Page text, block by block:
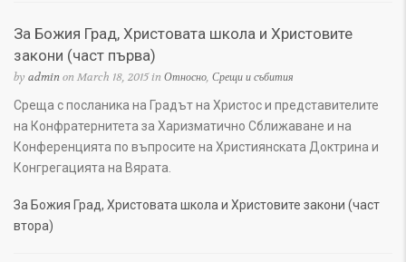
За Божия Град, Христовата школа и Христовите
закони (част първа)
by adminon March 18, 2015 in Относно, Срещи и събития
Среща с посланика на Градът на Христос и представителите
на Конфратернитета за Харизматично Сближаване и на
Конференцията по въпросите на Християнската Доктрина и
Конгрегацията на Вярата.
За Божия Град, Христовата школа и Христовите закони (част
втора)